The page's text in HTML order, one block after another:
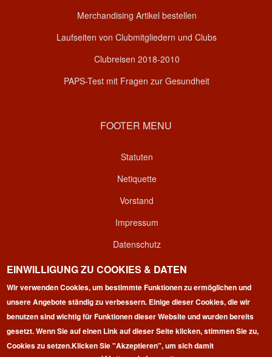
Merchandising Artikel bestellen
Laufseiten von Clubmitgliedern und Clubs
Clubreisen 2018-2010
PAPS-Test mit Fragen zur Gesundheit
FOOTER MENU
Statuten
Netiquette
Vorstand
Impressum
Datenschutz
Kontakt
Login
EINWILLIGUNG ZU COOKIES & DATEN
Wir verwenden Cookies, um bestimmte Funktionen zu ermöglichen und
unsere Angebote ständig zu verbessern. Einige dieser Cookies, die wir
benutzen sind wichtig für Funktionen dieser Website und wurden bereits
gesetzt. Wenn Sie auf einen Link auf dieser Seite klicken, stimmen Sie zu,
Cookies zu setzen.Klicken Sie "Akzeptieren", um sich damit